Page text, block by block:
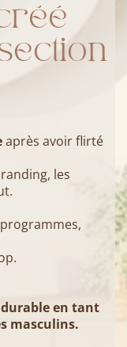
après avoir flirté
les
en tant
masculins.